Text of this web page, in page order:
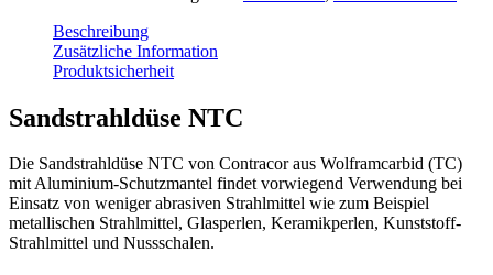
Beschreibung
Zusätzliche Information
Produktsicherheit
Sandstrahldüse NTC
Die Sandstrahldüse NTC von Contracor aus Wolframcarbid (TC)
mit Aluminium-Schutzmantel findet vorwiegend Verwendung bei
Einsatz von weniger abrasiven Strahlmittel wie zum Beispiel
metallischen Strahlmittel, Glasperlen, Keramikperlen, Kunststoff-
Strahlmittel und Nussschalen.